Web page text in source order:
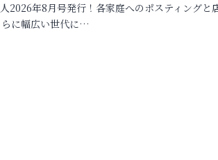
2026年8月号発行！各家庭へのポスティングと
に幅広い世代に…